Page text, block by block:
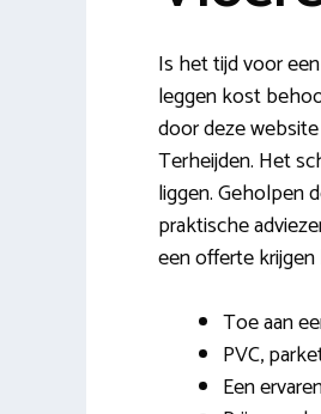
Is het tijd voor
leggen kost
door deze
Terheijden. Het
liggen. Geholpen
praktische
een offerte
Toe aan
PVC,
Een